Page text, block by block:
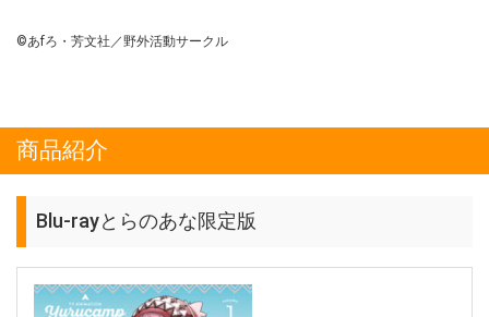
©あfろ・芳文社／野外活動サークル
商品紹介
Blu-rayとらのあな限定版